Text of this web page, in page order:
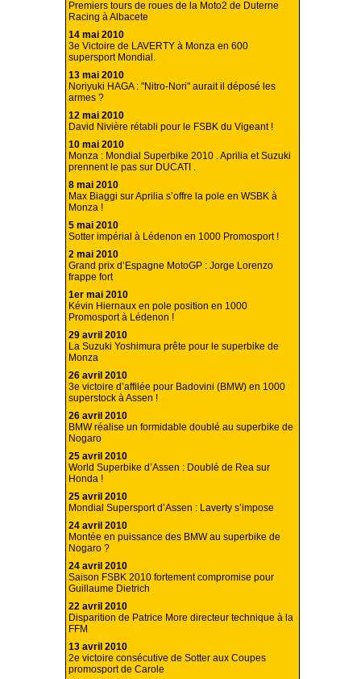
Premiers tours de roues de la Moto2 de Duterne
Racing à Albacete
14 mai 2010
3e Victoire de LAVERTY à Monza en 600
supersport Mondial.
13 mai 2010
Noriyuki HAGA : "Nitro-Nori" aurait il déposé les
armes ?
12 mai 2010
David Nivière rétabli pour le FSBK du Vigeant !
10 mai 2010
Monza : Mondial Superbike 2010 . Aprilia et Suzuki
prennent le pas sur DUCATI .
8 mai 2010
Max Biaggi sur Aprilia s’offre la pole en WSBK à
Monza !
5 mai 2010
Sotter impérial à Lédenon en 1000 Promosport !
2 mai 2010
Grand prix d’Espagne MotoGP : Jorge Lorenzo
frappe fort
1er mai 2010
Kévin Hiernaux en pole position en 1000
Promosport à Lédenon !
29 avril 2010
La Suzuki Yoshimura prête pour le superbike de
Monza
26 avril 2010
3e victoire d’affilée pour Badovini (BMW) en 1000
superstock à Assen !
26 avril 2010
BMW réalise un formidable doublé au superbike de
Nogaro
25 avril 2010
World Superbike d’Assen : Doublé de Rea sur
Honda !
25 avril 2010
Mondial Supersport d’Assen : Laverty s’impose
24 avril 2010
Montée en puissance des BMW au superbike de
Nogaro ?
24 avril 2010
Saison FSBK 2010 fortement compromise pour
Guillaume Dietrich
22 avril 2010
Disparition de Patrice More directeur technique à la
FFM
13 avril 2010
2e victoire consécutive de Sotter aux Coupes
promosport de Carole